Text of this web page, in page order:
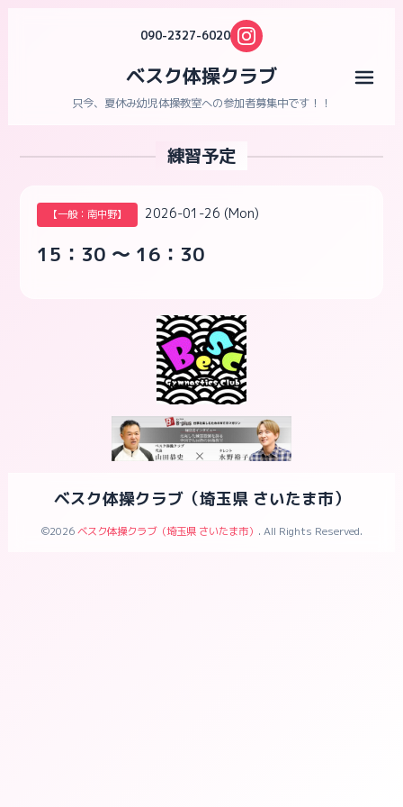
090-2327-6020
ベスク体操クラブ
只今、夏休み幼児体操教室への参加者募集中です！！
練習予定
【一般：南中野】 2026-01-26 (Mon)
15：30 ～ 16：30
ベスク体操クラブ（埼玉県 さいたま市）
©2026ベスク体操クラブ（埼玉県 さいたま市） . All Rights Reserved.